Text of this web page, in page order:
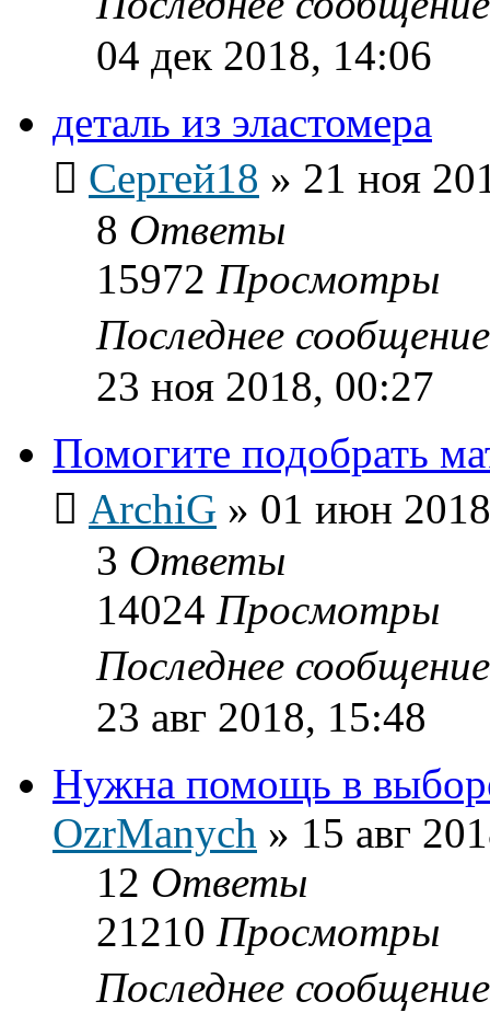
04 дек 2018, 14:06
деталь из эластомера
Сергей18 » 21 ноя
8 Ответы
15972 Просмотры
Последнее
23 ноя 2018, 00:27
Помогите подобрать
ArchiG » 01 июн
3 Ответы
14024 Просмотры
Последнее
23 авг 2018, 15:48
Нужна помощь в
OzrManych » 15 авг
12 Ответы
21210 Просмотры
Последнее